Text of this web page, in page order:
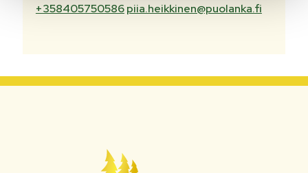
+358405750586piia.heikkinen@puolanka.fi